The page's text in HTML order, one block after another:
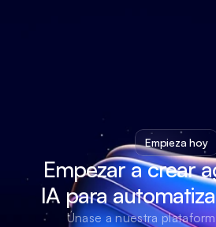
Empieza hoy
Empezar a crear
IA para
Únase a nuestra